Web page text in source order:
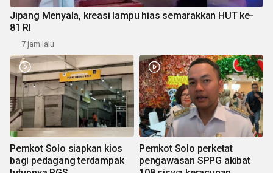
Jipang Menyala, kreasi lampu hias semarakkan HUT ke-
81 RI
7 jam lalu
Pemkot Solo siapkan kios
bagi pedagang terdampak
Pemkot Solo perketat
pengawasan SPPG akibat